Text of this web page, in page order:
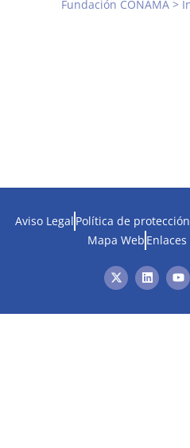
Fundación CONAMA >
Aviso Legal Política de
Mapa Web